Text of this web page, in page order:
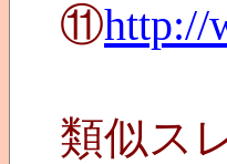
⑪http://
類似ス